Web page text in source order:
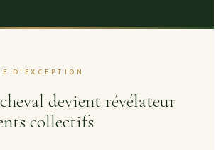
D'EXCEPTION
devient révélateur
collectifs